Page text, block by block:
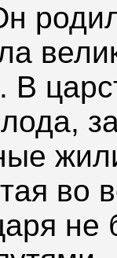
во
не